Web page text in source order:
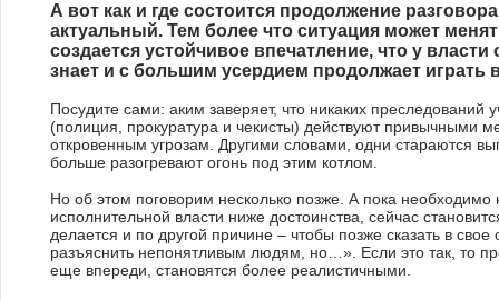
А вот как и где состоится продолжение
актуальный. Тем более что ситуация может
создается устойчивое впечатление, что у
знает и с большим усердием продолжает играть
Посудите сами: аким заверяет, что никаких преследований
(полиция, прокуратура и чекисты) действуют привычными
откровенным угрозам. Другими словами, одни стараются
больше разогревают огонь под этим котлом.
Но об этом поговорим несколько позже. А пока необходимо
исполнительной власти ниже достоинства, сейчас
делается и по другой причине – чтобы позже сказать в
разъяснить непонятливым людям, но…». Если это так, то
еще впереди, становятся более реалистичными.